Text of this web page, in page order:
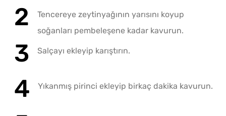
Tencereye zeytinyağının yarısını koyup
soğanları pembeleşene kadar kavurun.
Salçayı ekleyip karıştırın.
Yıkanmış pirinci ekleyip birkaç dakika kavurun.